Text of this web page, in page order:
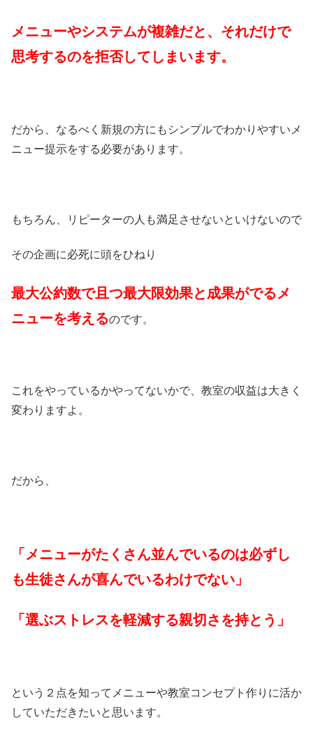
メニューやシステムが複雑だと、それだけで
思考するのを拒否してしまいます。
だから、なるべく新規の方にもシンプルでわかりやすいメ
ニュー提示をする必要があります。
もちろん、リピーターの人も満足させないといけないので
その企画に必死に頭をひねり
最大公約数で且つ最大限効果と成果がでるメ
ニューを考えるのです。
これをやっているかやってないかで、教室の収益は大きく
変わりますよ。
だから、
「メニューがたくさん並んでいるのは必ずし
も生徒さんが喜んでいるわけでない」
「選ぶストレスを軽減する親切さを持とう」
という２点を知ってメニューや教室コンセプト作りに活か
していただきたいと思います。